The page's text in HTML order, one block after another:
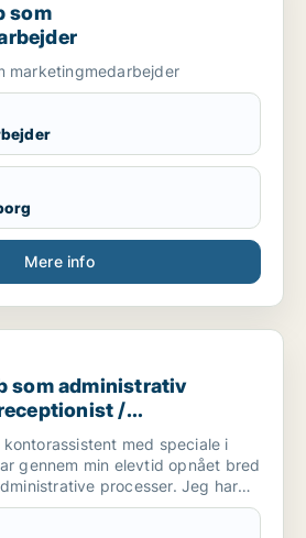
som
marketingmedarbejder
Mere info
administrativ medarbejder /
som administrativ
/
/ hr-medarbejdermed speciale i
gennem min elevtid opnået bred
processer. Jeg har
andet fakturering,
ERP-systemet Navision,